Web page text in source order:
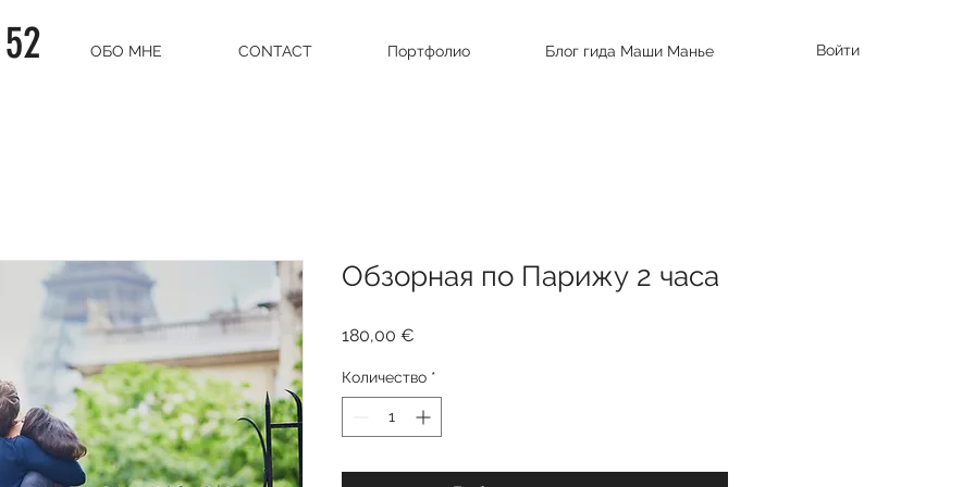
Войти
ОБО МНЕ CONTACT Портфолио Блог гида Маши Манье
Обзорная по Парижу 2 часа
180,00 €
Количество *